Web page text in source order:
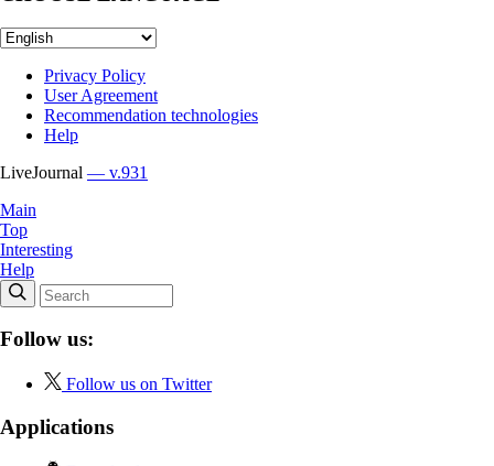
Privacy Policy
User Agreement
Recommendation technologies
Help
LiveJournal — v.931
Main
Top
Interesting
Help
Follow us:
Follow us on Twitter
Applications